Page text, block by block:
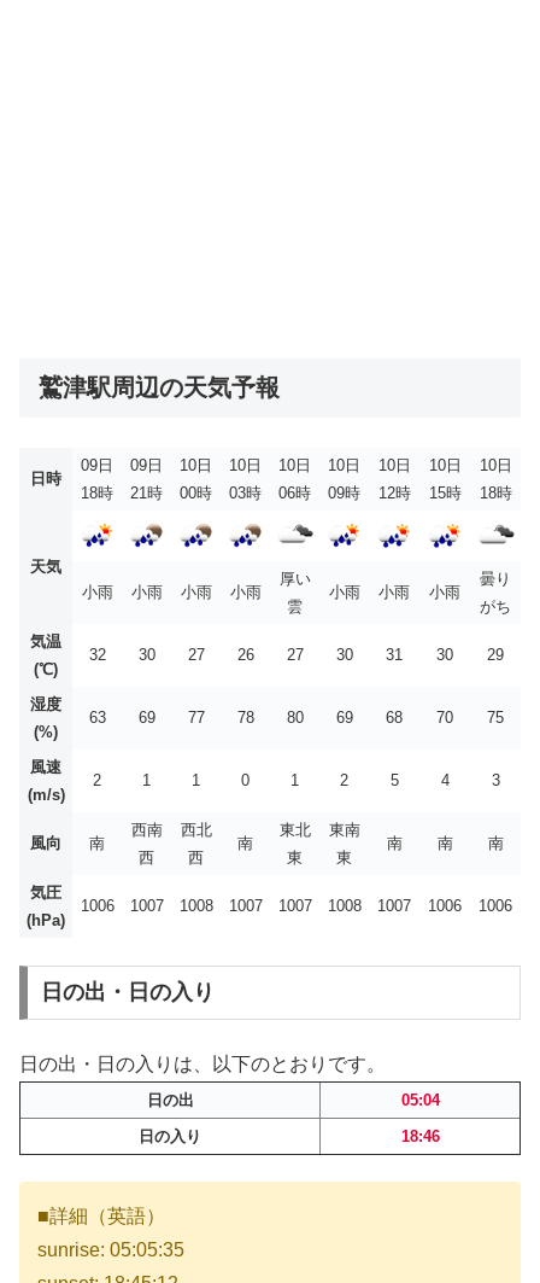
鷲津駅周辺の天気予報
日時
09日
18時
09日
21時
10日
00時
10日
03時
10日
06時
10日
09時
10日
12時
10日
15時
10日
18時
天気
小雨
小雨 小雨 小雨
厚い
雲
小雨 小雨 小雨
曇り
がち
気温
(℃)
32 30 27 26 27 30 31 30 29
湿度
(%)
63 69 77 78 80 69 68 70 75
風速
(m/s)
2 1 1 0 1 2 5 4 3
風向 南
西南
西
西北
西
南
東北
東
東南
東
南 南 南
気圧
(hPa)
1006 1007 1008 1007 1007 1008 1007 1006 1006
日の出・日の入り
日の出・日の入りは、以下のとおりです。
日の出
05:04
日の入り
18:46
■詳細（英語）
sunrise: 05:05:35